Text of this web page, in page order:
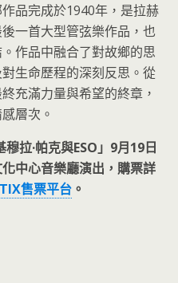
品完成於1940年，是拉赫
一首大型管弦樂作品，也
作品中融合了對故鄉的思
生命歷程的深刻反思。從
充滿力量與希望的終章，
層次。
拉·帕克與ESO」9月19日
化中心音樂廳演出，購票詳
售票平台 。